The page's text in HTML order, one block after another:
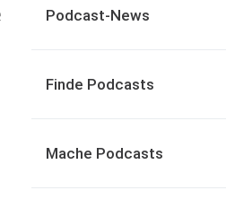
Podcast-News
Finde Podcasts
Mache Podcasts